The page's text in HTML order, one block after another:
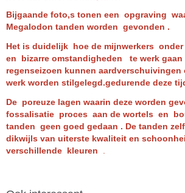
Bijgaande foto,s tonen een opgraving
Megalodon tanden worden gevonden .
Het is duidelijk hoe de mijnwerkers
en bizarre omstandigheden te werk gaan
regenseizoen kunnen aardverschuivingen
werk worden stilgelegd.gedurende deze
De poreuze lagen waarin deze worden
fossalisatie proces aan de wortels en
tanden geen goed gedaan . De tanden
dikwijls van uiterste kwaliteit en
verschillende kleuren